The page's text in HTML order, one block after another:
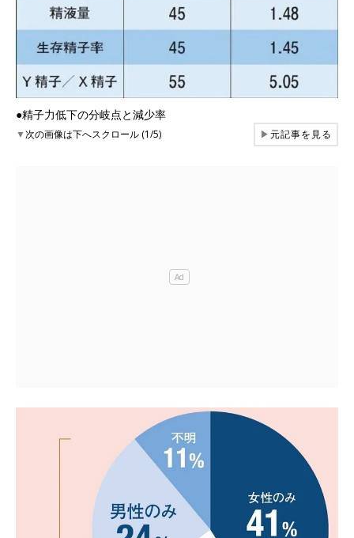
●精子力低下の分岐点と減少率
▼次の画像は下へスクロール (1/5) ▶元記事を見る